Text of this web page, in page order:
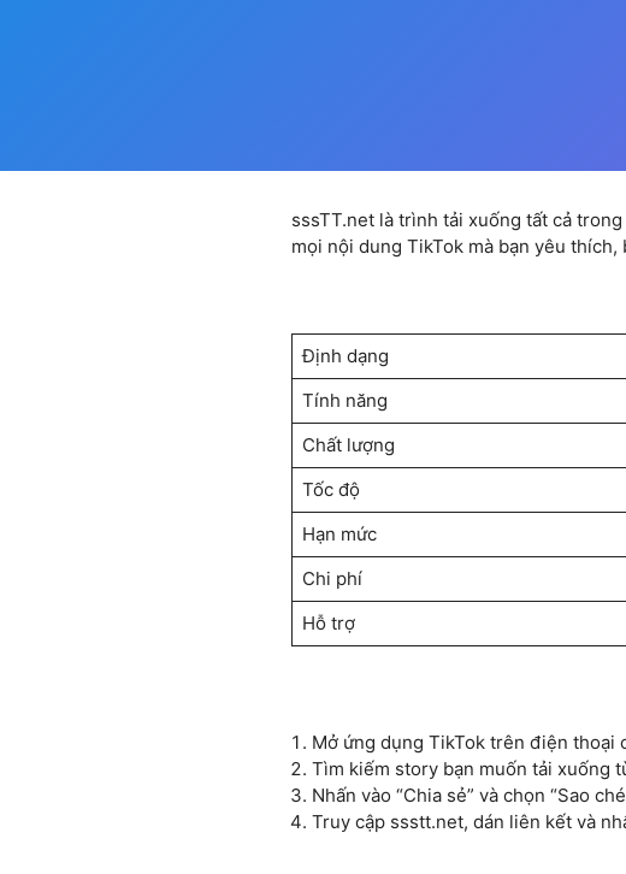
sssTT.net là trình tải xuống tất cả
mọi nội dung TikTok mà bạn yêu
Định dạng
Tính năng
Chất lượng
Tốc độ
Hạn mức
Chi phí
Hỗ trợ
Mở ứng dụng TikTok trên điện thoại
Tìm kiếm story bạn muốn tải xuống
Nhấn vào “Chia sẻ” và chọn “Sao
Truy cập ssstt.net, dán liên kết và